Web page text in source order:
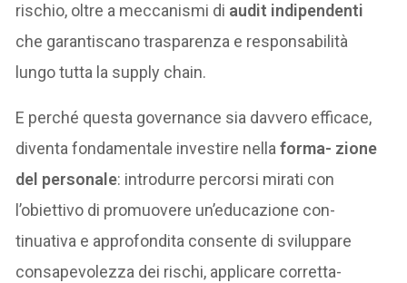
rischio, oltre a meccanismi di audit indipendenti
che garantiscano trasparenza e responsabilità
lungo tutta la supply chain.
E perché questa governance sia davvero efficace,
diventa fondamentale investire nellaforma- zione
del personale: introdurre percorsi mirati con
l’obiettivo di promuovere un’educazione con-
tinuativa e approfondita consente di sviluppare
consapevolezza dei rischi, applicare corretta-